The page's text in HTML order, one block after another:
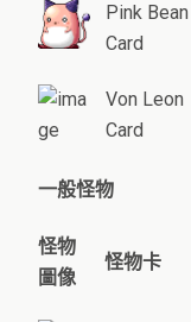
Pink Bean
Card
Von Leon
Card
一般怪物
怪物
圖像
怪物卡